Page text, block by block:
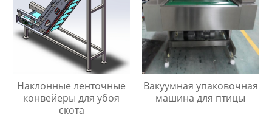
Наклонные ленточные
конвейеры для убоя
скота
Вакуумная упаковочная
машина для птицы